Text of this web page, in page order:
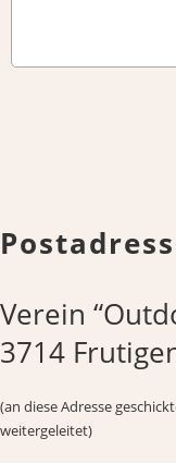
Verein
3714
(an diese Adresse
weitergeleitet)